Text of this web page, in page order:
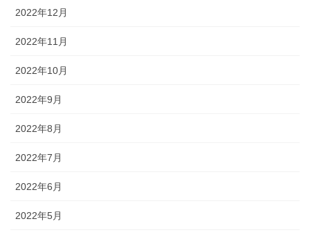
2022年12月
2022年11月
2022年10月
2022年9月
2022年8月
2022年7月
2022年6月
2022年5月